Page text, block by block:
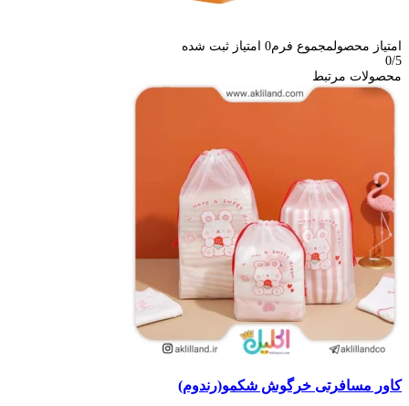
امتیاز محصولمجموع فرم0 امتیاز ثبت شده
0/5
محصولات مرتبط
کاور مسافرتی خرگوش شکمو(رندوم)